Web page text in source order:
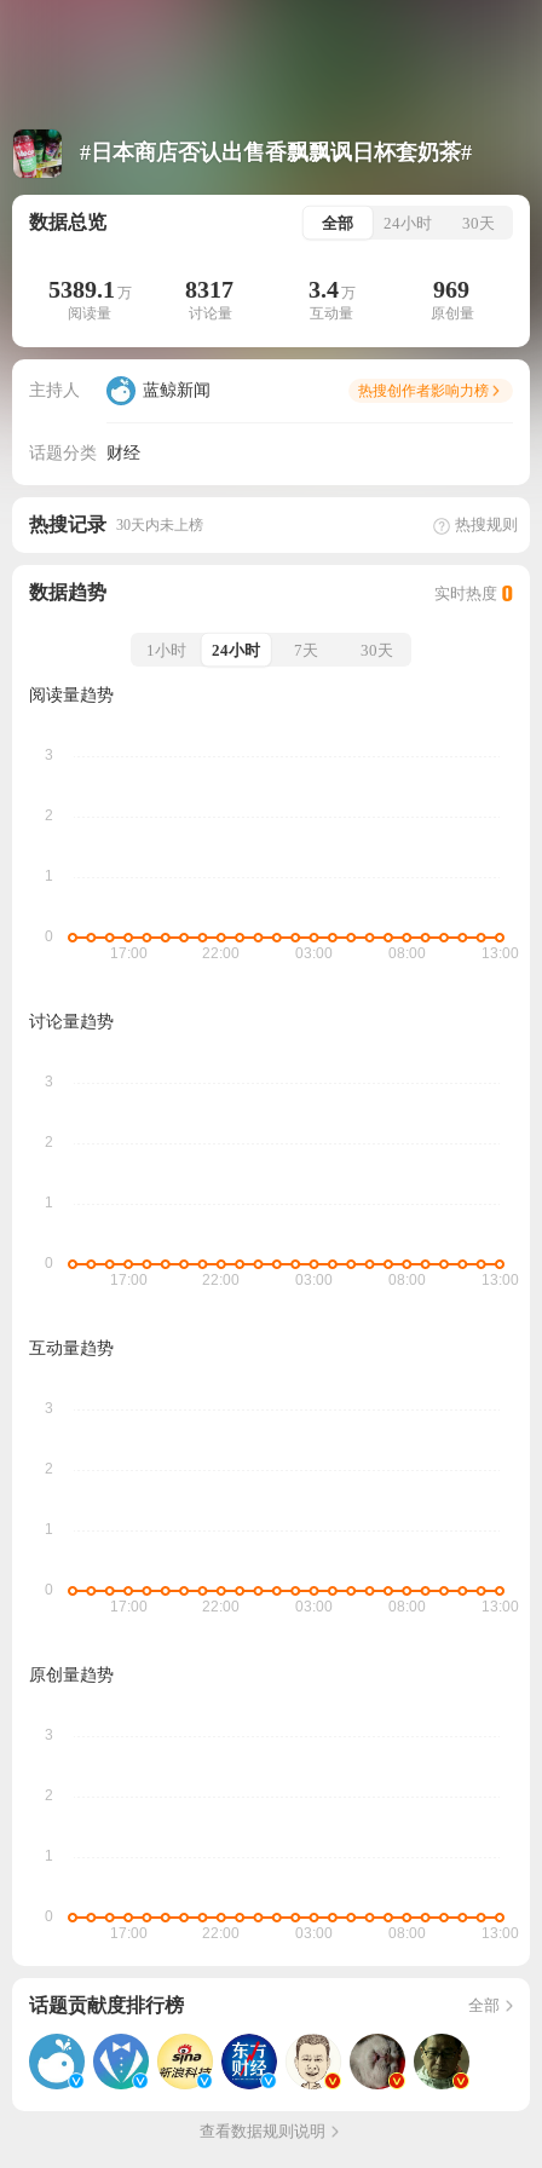
#日本商店否认出售香飘飘讽日杯套奶茶#
数据总览 全部 24小时 30天
5389.1 万
阅读量
8317
讨论量
3.4万
互动量
969
原创量
主持人 蓝鲸新闻 热搜创作者影响力榜
话题分类 财经
热搜记录 30天内未上榜 热搜规则
数据趋势 实时热度 0
1小时 24小时 7天 30天
阅读量趋势
讨论量趋势
互动量趋势
原创量趋势
话题贡献度排行榜 全部
查看数据规则说明